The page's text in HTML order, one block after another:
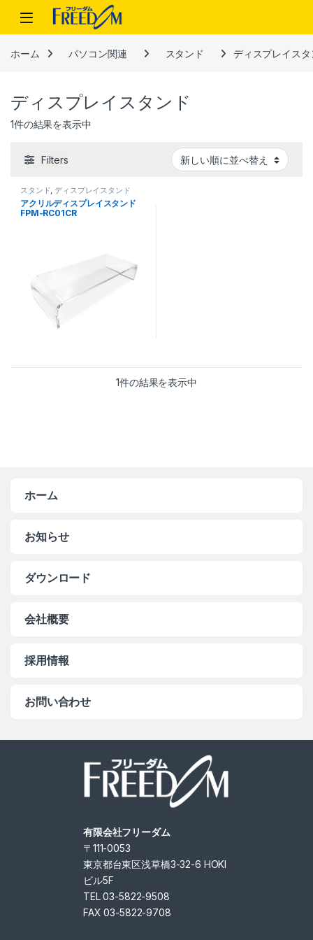
Skip to navigation
Skip to content
ホーム パソコン関連 スタンド ディスプレイスタ
ディスプレイスタンド
1件の結果を表示中
Filters
スタンド,ディスプレイスタンド
アクリルディスプレイスタンド
FPM-RC01CR
1件の結果を表示中
ホーム
お知らせ
ダウンロード
会社概要
採用情報
お問い合わせ
有限会社フリーダム
〒111-0053
東京都台東区浅草橋3-32-6 HOKI
ビル5F
TEL 03-5822-9508
FAX 03-5822-9708